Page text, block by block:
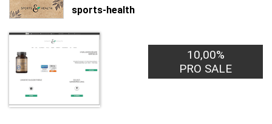
sports-health
10,00%
PRO SALE